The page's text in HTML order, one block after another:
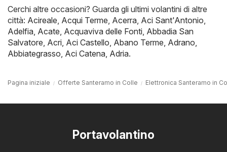
Cerchi altre occasioni? Guarda gli ultimi volantini di altre
città: Acireale, Acqui Terme, Acerra, Aci Sant'Antonio,
Adelfia, Acate, Acquaviva delle Fonti, Abbadia San
Salvatore, Acri, Aci Castello, Abano Terme, Adrano,
Abbiategrasso, Aci Catena, Adria.
Pagina iniziale Offerte Santeramo in Colle Elettronica Santeramo in
Portavolantino